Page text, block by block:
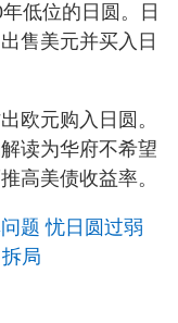
低位的日圆。日
售美元并买入日
欧元购入日圆。
读为华府不希望
高美债收益率。
题 忧日圆过弱
局